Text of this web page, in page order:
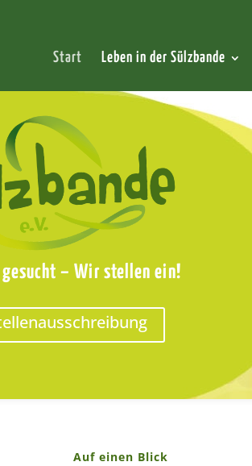
Start Leben in der Sülzbande
– Wir stellen ein!
Auf einen Blick